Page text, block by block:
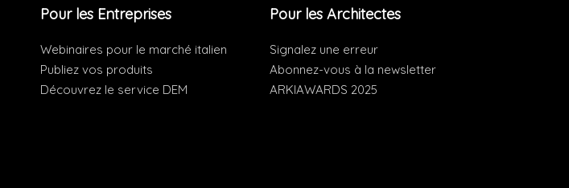
Pour les Entreprises
Webinaires pour le marché italien
Publiez vos produits
Découvrez le service DEM
Pour les Architectes
Signalez une erreur
Abonnez-vous à la newsletter
ARKIAWARDS 2025